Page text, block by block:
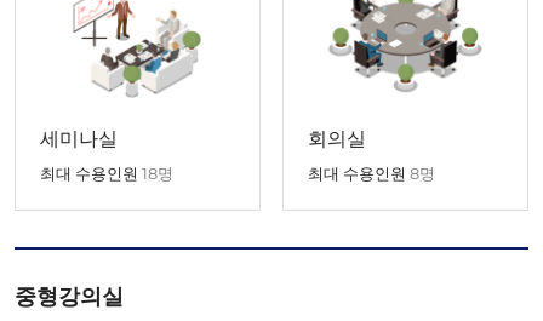
세미나실
최대 수용인원 18명
회의실
최대 수용인원 8명
중형강의실